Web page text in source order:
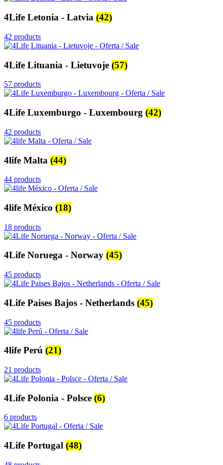
4Life Letonia - Latvia (42)
42 products
4Life Lituania - Lietuvoje (57)
57 products
4Life Luxemburgo - Luxembourg (42)
42 products
4life Malta (44)
44 products
4life México (18)
18 products
4Life Noruega - Norway (45)
45 products
4Life Paises Bajos - Netherlands (45)
45 products
4life Perú (21)
21 products
4Life Polonia - Polsce (6)
6 products
4Life Portugal (48)